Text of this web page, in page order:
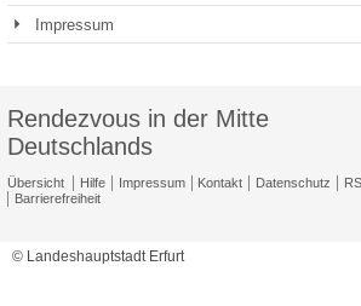
Impressum
Rendezvous in der Mitte
Deutschlands
Übersicht Hilfe Impressum Kontakt Datenschutz
Barrierefreiheit
© Landeshauptstadt Erfurt